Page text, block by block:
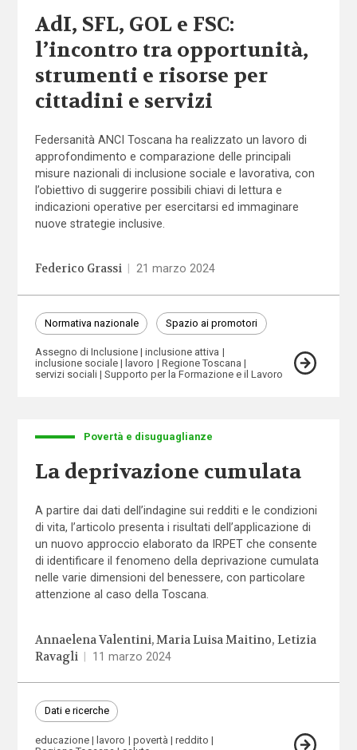
AdI, SFL, GOL e FSC:
l’incontro tra opportunità,
strumenti e risorse per
cittadini e servizi
Federsanità ANCI Toscana ha realizzato un lavoro di
approfondimento e comparazione delle principali
misure nazionali di inclusione sociale e lavorativa, con
l’obiettivo di suggerire possibili chiavi di lettura e
indicazioni operative per esercitarsi ed immaginare
nuove strategie inclusive.
Federico Grassi 21 marzo 2024
Normativa nazionale Spazio ai promotori
Assegno di Inclusione
inclusione attiva
inclusione sociale
lavoro
Regione Toscana
servizi sociali
Supporto per la Formazione e il Lavoro
Povertà e disuguaglianze
La deprivazione cumulata
A partire dai dati dell’indagine sui redditi e le condizioni
di vita, l’articolo presenta i risultati dell’applicazione di
un nuovo approccio elaborato da IRPET che consente
di identificare il fenomeno della deprivazione cumulata
nelle varie dimensioni del benessere, con particolare
attenzione al caso della Toscana.
Annaelena Valentini Maria Luisa Maitino Letizia
Ravagli | 11 marzo 2024
Dati e ricerche
educazione lavoro povertà
reddito